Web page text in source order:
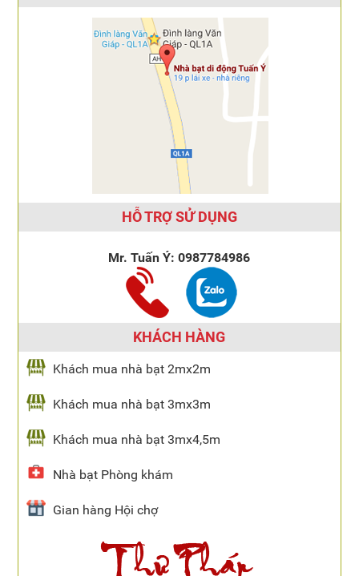
HỖ TRỢ SỬ DỤNG
Mr. Tuấn Ý:0987784986
KHÁCH HÀNG
Khách mua nhà bạt 2mx2m
Khách mua nhà bạt 3mx3m
Khách mua nhà bạt 3mx4,5m
Nhà bạt Phòng khám
Gian hàng Hội chợ